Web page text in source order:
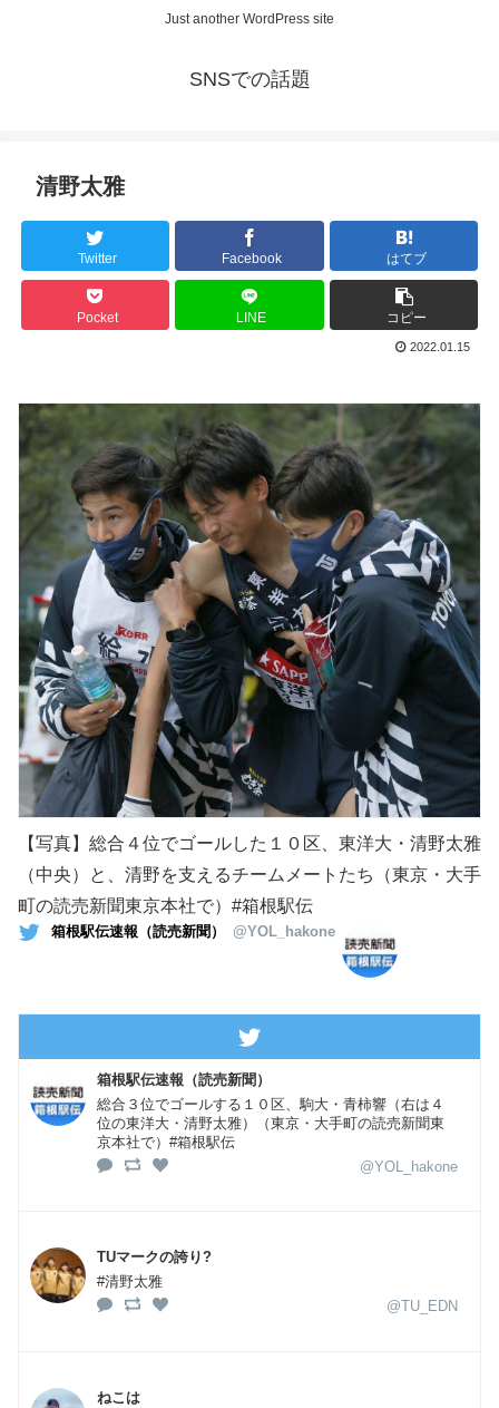
Just another WordPress site
SNSでの話題
清野太雅
Twitter Facebook はてブ
Pocket LINE コピー
2022.01.15
【写真】総合４位でゴールした１０区、東洋大・清野太雅
（中央）と、清野を支えるチームメートたち（東京・大手
町の読売新聞東京本社で）#箱根駅伝
箱根駅伝速報（読売新聞） @YOL_hakone
箱根駅伝速報（読売新聞）
総合３位でゴールする１０区、駒大・青柿響（右は４
位の東洋大・清野太雅）（東京・大手町の読売新聞東
京本社で）#箱根駅伝
@YOL_hakone
TUマークの誇り?
#清野太雅
@TU_EDN
ねこは